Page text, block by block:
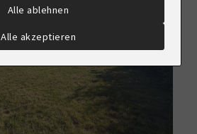
Alle ablehnen
Alle akzeptieren